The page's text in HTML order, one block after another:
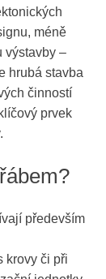
méně
výstavby –
hrubá stavba
činností
prvek
především
krovy či při